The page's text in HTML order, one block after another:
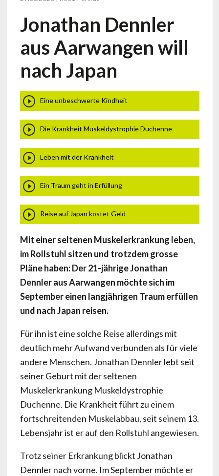
Jonathan Dennler
aus Aarwangen will
nach Japan
Eine unbeschwerte Kindheit
Die Krankheit Muskeldystrophie Duchenne
Leben mit der Krankheit
Ein Traum geht in Erfüllung
Reise auf Japan kostet Geld
Mit einer seltenen Muskelerkrankung leben,
im Rollstuhl sitzen und trotzdem grosse
Pläne haben: Der 21-jährige Jonathan
Dennler aus Aarwangen möchte sich im
September einen langjährigen Traum erfüllen
und nach Japan reisen.
Für ihn ist eine solche Reise allerdings mit
deutlich mehr Aufwand verbunden als für viele
andere Menschen. Jonathan Dennler lebt seit
seiner Geburt mit der seltenen
Muskelerkrankung Muskeldystrophie
Duchenne. Die Krankheit führt zu einem
fortschreitenden Muskelabbau, seit seinem 13.
Lebensjahr ist er auf den Rollstuhl angewiesen.
Trotz seiner Erkrankung blickt Jonathan
Dennler nach vorne. Im September möchte er